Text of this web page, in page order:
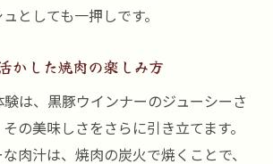
としても一押しです。
かした焼肉の楽しみ方
は、黒豚ウインナーのジューシーさ
の美味しさをさらに引き立てます。
肉汁は、焼肉の炭火で焼くことで、